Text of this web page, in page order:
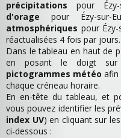
précipitations pour Ézy-
d'orage pour Ézy-sur-
atmosphériques pour
réactualisées 4 fois par jours.
Dans le tableau en haut de
en posant le doigt sur
pictogrammes météo afin
chaque créneau horaire.
En en-tête du tableau, et
vous pouvez identifier les
index UV) en cliquant sur
ci-dessous :